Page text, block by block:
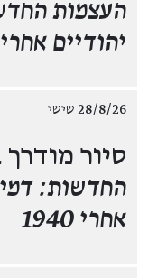
העצמות
יהודיים אחרי 1940
28/8/26 שישי
סיור
החדשות:
אחרי 1940